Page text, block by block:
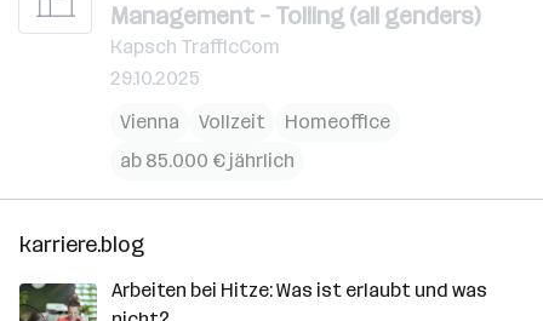
Management – Tolling (all genders)
Kapsch TrafficCom
29.10.2025
Vienna
Vollzeit
Homeoffice
ab 85.000 € jährlich
karriere.blog
Arbeiten bei Hitze: Was ist erlaubt und was